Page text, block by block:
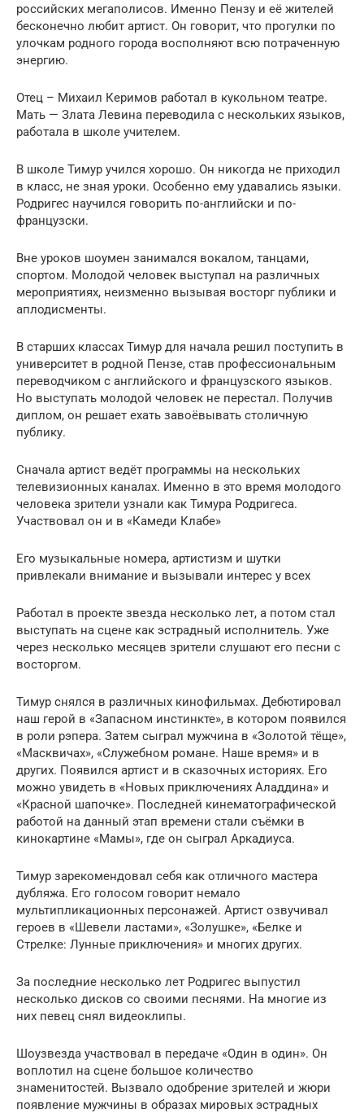
российских мегаполисов. Именно Пензу и её жителей
бесконечно любит артист. Он говорит, что прогулки по
улочкам родного города восполняют всю потраченную
энергию.
Отец – Михаил Керимов работал в кукольном театре.
Мать — Злата Левина переводила с нескольких языков,
работала в школе учителем.
В школе Тимур учился хорошо. Он никогда не приходил
в класс, не зная уроки. Особенно ему удавались языки.
Родригес научился говорить по-английски и по-
французски.
Вне уроков шоумен занимался вокалом, танцами,
спортом. Молодой человек выступал на различных
мероприятиях, неизменно вызывая восторг публики и
аплодисменты.
В старших классах Тимур для начала решил поступить в
университет в родной Пензе, став профессиональным
переводчиком с английского и французского языков.
Но выступать молодой человек не перестал. Получив
диплом, он решает ехать завоёвывать столичную
публику.
Сначала артист ведёт программы на нескольких
телевизионных каналах. Именно в это время молодого
человека зрители узнали как Тимура Родригеса.
Участвовал он и в «Камеди Клабе»
Его музыкальные номера, артистизм и шутки
привлекали внимание и вызывали интерес у всех
Работал в проекте звезда несколько лет, а потом стал
выступать на сцене как эстрадный исполнитель. Уже
через несколько месяцев зрители слушают его песни с
восторгом.
Тимур снялся в различных кинофильмах. Дебютировал
наш герой в «Запасном инстинкте», в котором появился
в роли рэпера. Затем сыграл мужчина в «Золотой тёще»,
«Масквичах», «Служебном романе. Наше время» и в
других. Появился артист и в сказочных историях. Его
можно увидеть в «Новых приключениях Аладдина» и
«Красной шапочке». Последней кинематографической
работой на данный этап времени стали съёмки в
кинокартине «Мамы», где он сыграл Аркадиуса.
Тимур зарекомендовал себя как отличного мастера
дубляжа. Его голосом говорит немало
мультипликационных персонажей. Артист озвучивал
героев в «Шевели ластами», «Золушке», «Белке и
Стрелке: Лунные приключения» и многих других.
За последние несколько лет Родригес выпустил
несколько дисков со своими песнями. На многие из
них певец снял видеоклипы.
Шоузвезда участвовал в передаче «Один в один». Он
воплотил на сцене большое количество
знаменитостей. Вызвало одобрение зрителей и жюри
появление мужчины в образах мировых эстрадных